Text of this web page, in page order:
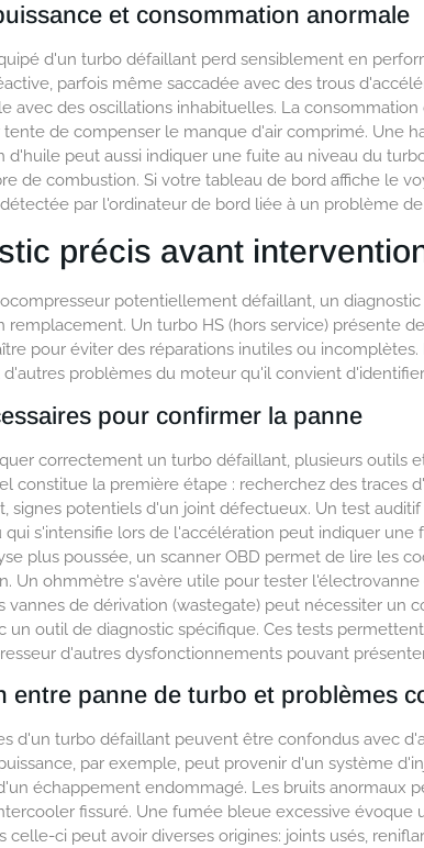
et consommation anormale
d'un turbo défaillant perd sensiblement en
parfois même saccadée avec des trous
avec des oscillations inhabituelles. La
de compenser le manque d'air comprimé. Une
d'huile peut aussi indiquer une fuite au niveau du
de combustion. Si votre tableau de bord affiche le
par l'ordinateur de bord liée à un problème
précis avant
potentiellement défaillant, un
remplacement. Un turbo HS (hors service) présente
pour éviter des réparations inutiles ou
problèmes du moteur qu'il convient
pour confirmer la panne
correctement un turbo défaillant, plusieurs outils
constitue la première étape : recherchez des traces
signes potentiels d'un joint défectueux. Un test
qui s'intensifie lors de l'accélération peut indiquer une
plus poussée, un scanner OBD permet de lire les
Un ohmmètre s'avère utile pour tester
vannes de dérivation (wastegate) peut nécessiter un
un outil de diagnostic spécifique. Ces tests
d'autres dysfonctionnements pouvant
entre panne de turbo et problèmes
d'un turbo défaillant peuvent être confondus avec
par exemple, peut provenir d'un système
échappement endommagé. Les bruits anormaux
fissuré. Une fumée bleue excessive évoque
celle-ci peut avoir diverses origines: joints usés,